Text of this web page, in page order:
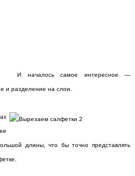
И началось самое интересное —
и разделение на слои.
длины, что бы точно представлять